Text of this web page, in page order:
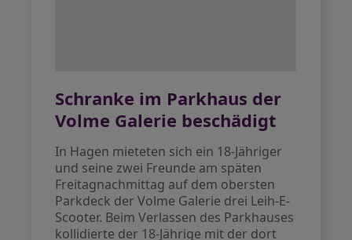
Schranke im Parkhaus der
Volme Galerie beschädigt
In Hagen mieteten sich ein 18-Jähriger
und seine zwei Freunde am späten
Freitagnachmittag auf dem obersten
Parkdeck der Volme Galerie drei Leih-E-
Scooter. Beim Verlassen des Parkhauses
kollidierte der 18-Jährige mit der dort